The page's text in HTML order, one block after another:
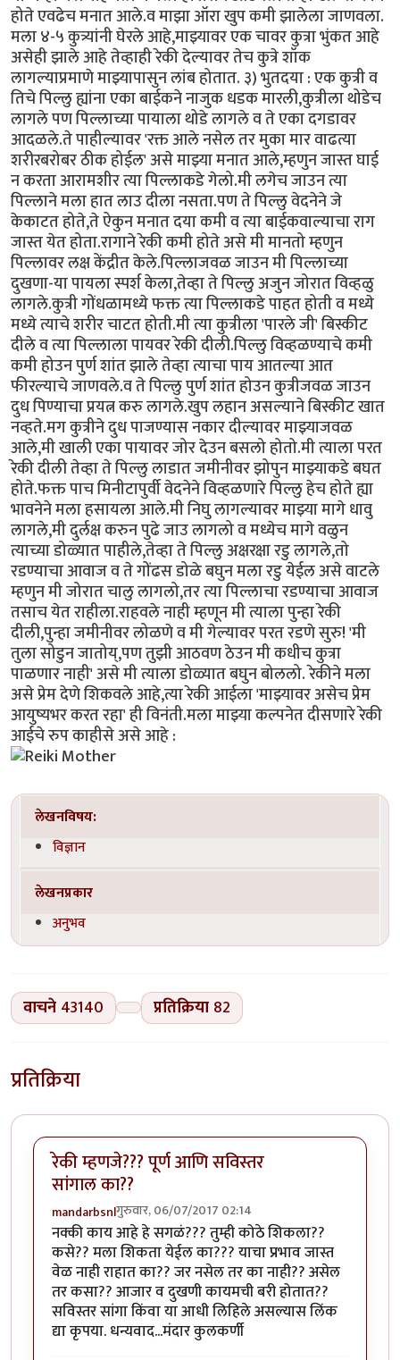
होते एवढेच मनात आले.व माझा ऑरा खुप कमी झालेला जाणवला.
मला ४-५ कुत्र्यांनी घेरले आहे,माझ्यावर एक चावर कुत्रा भुंकत आहे
असेही झाले आहे तेव्हाही रेकी देल्यावर तेच कुत्रे शॉक
लागल्याप्रमाणे माझ्यापासुन लांब होतात. ३) भुतदया : एक कुत्री व
तिचे पिल्लु ह्यांना एका बाईकने नाजुक धडक मारली,कुत्रीला थोडेच
लागले पण पिल्लाच्या पायाला थोडे लागले व ते एका दगडावर
आदळले.ते पाहील्यावर 'रक्त आले नसेल तर मुका मार वाढत्या
शरीरबरोबर ठीक होईल' असे माझ्या मनात आले,म्हणुन जास्त घाई
न करता आरामशीर त्या पिल्लाकडे गेलो.मी लगेच जाउन त्या
पिल्लाने मला हात लाउ दीला नसता.पण ते पिल्लु वेदनेने जे
केकाटत होते,ते ऐकुन मनात दया कमी व त्या बाईकवाल्याचा राग
जास्त येत होता.रागाने रेकी कमी होते असे मी मानतो म्हणुन
पिल्लावर लक्ष केंद्रीत केले.पिल्लाजवळ जाउन मी पिल्लाच्या
दुखणा-या पायला स्पर्श केला,तेव्हा ते पिल्लु अजुन जोरात विव्हळु
लागले.कुत्री गोंधळामध्ये फक्त त्या पिल्लाकडे पाहत होती व मध्ये
मध्ये त्याचे शरीर चाटत होती.मी त्या कुत्रीला 'पारले जी' बिस्कीट
दीले व त्या पिल्लाला पायवर रेकी दीली.पिल्लु विव्हळण्याचे कमी
कमी होउन पुर्ण शांत झाले तेव्हा त्याचा पाय आतल्या आत
फीरल्याचे जाणवले.व ते पिल्लु पुर्ण शांत होउन कुत्रीजवळ जाउन
दुध पिण्याचा प्रयत्न करु लागले.खुप लहान असल्याने बिस्कीट खात
नव्हते.मग कुत्रीने दुध पाजण्यास नकार दील्यावर माझ्याजवळ
आले,मी खाली एका पायावर जोर देउन बसलो होतो.मी त्याला परत
रेकी दीली तेव्हा ते पिल्लु लाडात जमीनीवर झोपुन माझ्याकडे बघत
होते.फक्त पाच मिनीटापुर्वी वेदनेने विव्हळणारे पिल्लु हेच होते ह्या
भावनेने मला हसायला आले.मी निघु लागल्यावर माझ्या मागे धावु
लागले,मी दुर्लक्ष करुन पुढे जाउ लागलो व मध्येच मागे वळुन
त्याच्या डोळ्यात पाहीले,तेव्हा ते पिल्लु अक्षरक्षा रडु लागले,तो
रडण्याचा आवाज व ते गोंढस डोळे बघुन मला रडु येईल असे वाटले
म्हणुन मी जोरात चालु लागलो,तर त्या पिल्लाचा रडण्याचा आवाज
तसाच येत राहीला.राहवले नाही म्हणून मी त्याला पुन्हा रेकी
दीली,पुन्हा जमीनीवर लोळणे व मी गेल्यावर परत रडणे सुरु! 'मी
तुला सोडुन जातोय्,पण तुझी आठवण ठेउन मी कधीच कुत्रा
पाळणार नाही' असे मी त्याला डोळ्यात बघुन बोललो. रेकीने मला
असे प्रेम देणे शिकवले आहे,त्या रेकी आईला 'माझ्यावर असेच प्रेम
आयुष्यभर करत रहा' ही विनंती.मला माझ्या कल्पनेत दीसणारे रेकी
आईचे रुप काहीसे असे आहे :
लेखनविषय:
विज्ञान
लेखनप्रकार
अनुभव
वाचने 43140 प्रतिक्रिया 82
प्रतिक्रिया
रेकी म्हणजे??? पूर्ण आणि सविस्तर
सांगाल का??
mandarbsnlगुरुवार, 06/07/2017 02:14
नक्की काय आहे हे सगळं??? तुम्ही कोठे शिकला??
कसे?? मला शिकता येईल का??? याचा प्रभाव जास्त
वेळ नाही राहात का?? जर नसेल तर का नाही‍?? असेल
तर कसा?? आजार व दुखणी कायमची बरी होतात??
सविस्तर सांगा किंवा या आधी लिहिले असल्यास लिंक
द्या कृपया. धन्यवाद...मंदार कुलकर्णी